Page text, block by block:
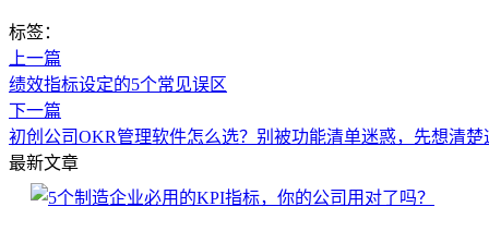
标签：
上一篇
绩效指标设定的5个常见误区
下一篇
初创公司OKR管理软件怎么选？别被功能清单迷惑，先想清楚
最新文章